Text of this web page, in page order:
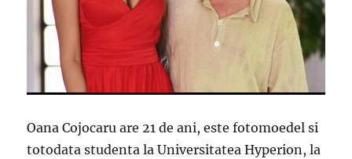
Oana Cojocaru are 21 de ani, este fotomoedel si
totodata studenta la Universitatea Hyperion, la